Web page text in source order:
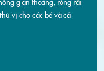
vị cho các bé và cả